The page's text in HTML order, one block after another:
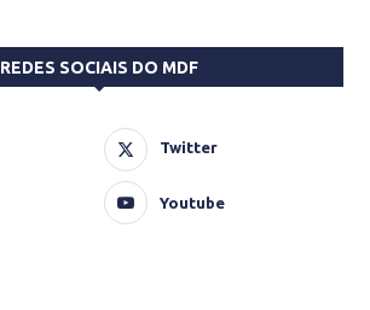
REDES SOCIAIS DO MDF
Twitter
Youtube